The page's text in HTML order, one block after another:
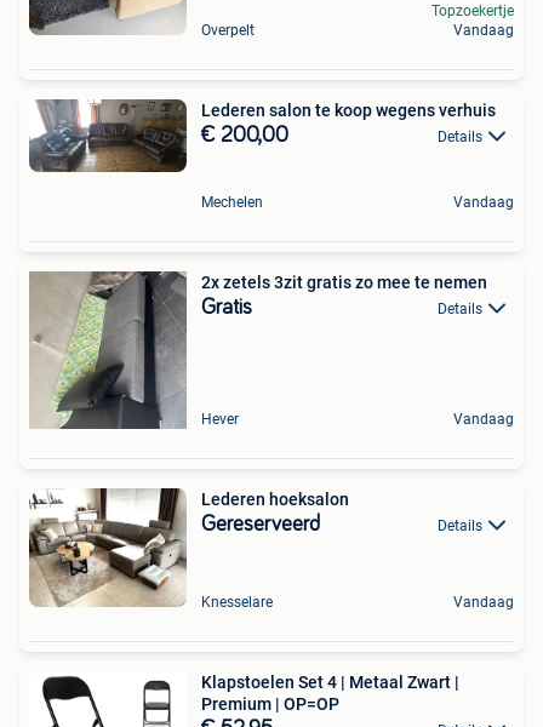
Overpelt
Topzoekertje
Vandaag
Lederen salon te koop wegens verhuis
€ 200,00 Details
Mechelen Vandaag
2x zetels 3zit gratis zo mee te nemen
Gratis Details
Hever Vandaag
Lederen hoeksalon
Gereserveerd Details
Knesselare Vandaag
Klapstoelen Set 4 | Metaal Zwart |
Premium | OP=OP